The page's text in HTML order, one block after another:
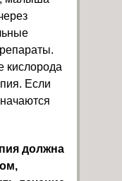
кислорода
Если
должна